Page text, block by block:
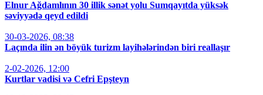
Elnur Ağdamlının 30 illik sənət yolu Sumqayıtda yüksək
səviyyədə qeyd edildi
30-03-2026, 08:38
Laçında ilin ən böyük turizm layihələrindən biri reallaşır
2-02-2026, 12:00
Kurtlar vadisi və Cefri Epşteyn